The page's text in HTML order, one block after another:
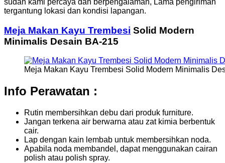
sudah kami percaya dan berpengalaman, Lama pengiriman
tergantung lokasi dan kondisi lapangan.
Meja Makan Kayu Trembesi Solid Modern
Minimalis Desain BA-215
Meja Makan Kayu Trembesi Solid Modern Minimalis
Info Perawatan :
Rutin membersihkan debu dari produk furniture.
Jangan terkena air berwarna atau zat kimia berbentuk
cair.
Lap dengan kain lembab untuk membersihkan noda.
Apabila noda membandel, dapat menggunakan cairan
polish atau polish spray.